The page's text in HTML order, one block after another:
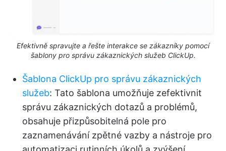
Efektivně spravujte a řešte interakce se zákazníky pomocí
šablony pro správu zákaznických služeb ClickUp.
Šablona ClickUp pro správu zákaznických
služeb: Tato šablona umožňuje zefektivnit
správu zákaznických dotazů a problémů,
obsahuje přizpůsobitelná pole pro
zaznamenávání zpětné vazby a nástroje pro